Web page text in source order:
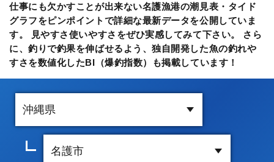
仕事にも欠かすことが出来ない名護漁港の潮見表・タイド
グラフをピンポイントで詳細な最新データを公開していま
す。 見やすさ使いやすさをぜひ実感してみて下さい。 さら
に、釣りで釣果を伸ばせるよう、独自開発した魚の釣れや
すさを数値化したBI（爆釣指数）も掲載しています！